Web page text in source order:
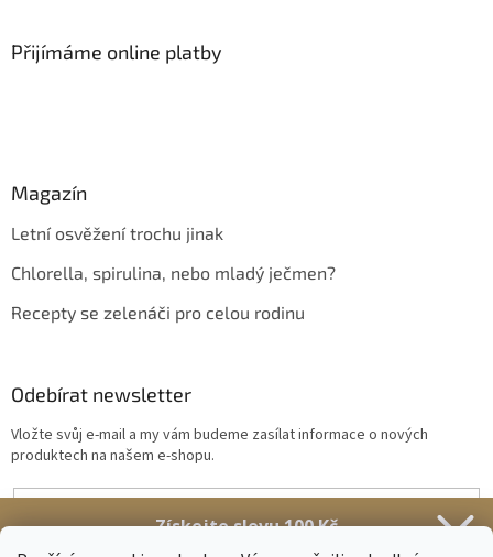
Přijímáme online platby
Magazín
Letní osvěžení trochu jinak
Chlorella, spirulina, nebo mladý ječmen?
Recepty se zelenáči pro celou rodinu
Odebírat newsletter
Vložte svůj e-mail a my vám budeme zasílat informace o nových
produktech na našem e-shopu.
E-mail
Získejte slevu 100 Kč